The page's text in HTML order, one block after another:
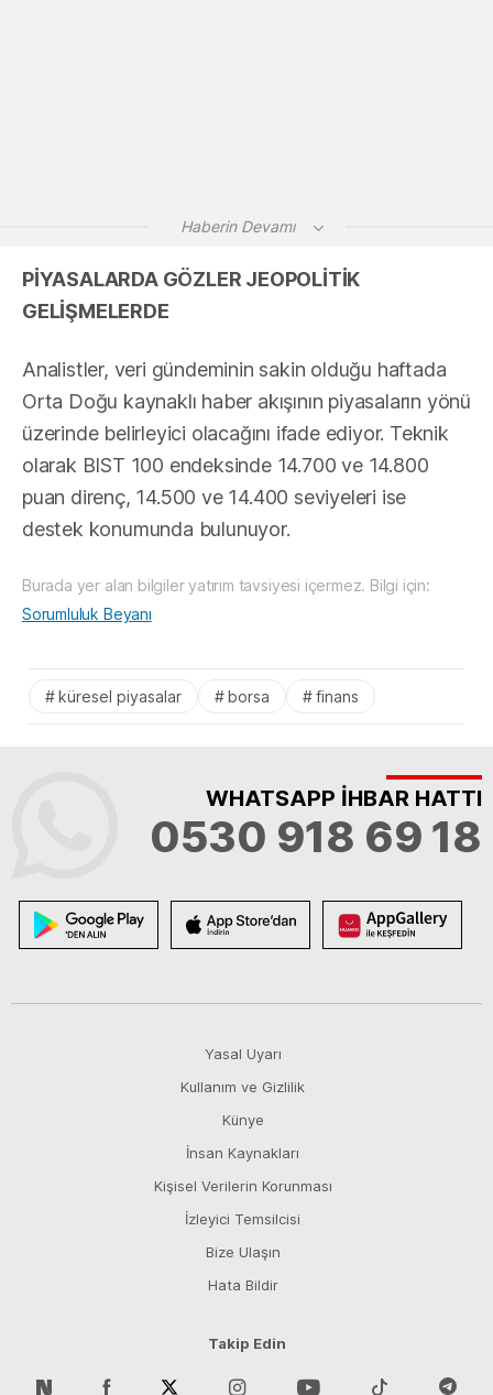
Haberin Devamı
PİYASALARDA GÖZLER JEOPOLİTİK
GELİŞMELERDE
Analistler, veri gündeminin sakin olduğu haftada
Orta Doğu kaynaklı haber akışının piyasaların yönü
üzerinde belirleyici olacağını ifade ediyor. Teknik
olarak BIST 100 endeksinde 14.700 ve 14.800
puan direnç, 14.500 ve 14.400 seviyeleri ise
destek konumunda bulunuyor.
Burada yer alan bilgiler yatırım tavsiyesi içermez. Bilgi için:
Sorumluluk Beyanı
küresel piyasalar borsa finans
WHATSAPP İHBAR HATTI
0530 918 69 18
Yasal Uyarı
Kullanım ve Gizlilik
Künye
İnsan Kaynakları
Kişisel Verilerin Korunması
İzleyici Temsilcisi
Bize Ulaşın
Hata Bildir
Takip Edin